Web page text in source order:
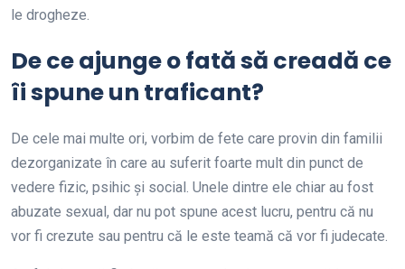
le drogheze.
De ce ajunge o fată să creadă ce
îi spune un traficant?
De cele mai multe ori, vorbim de fete care provin din familii
dezorganizate în care au suferit foarte mult din punct de
vedere fizic, psihic şi social. Unele dintre ele chiar au fost
abuzate sexual, dar nu pot spune acest lucru, pentru că nu
vor fi crezute sau pentru că le este teamă că vor fi judecate.